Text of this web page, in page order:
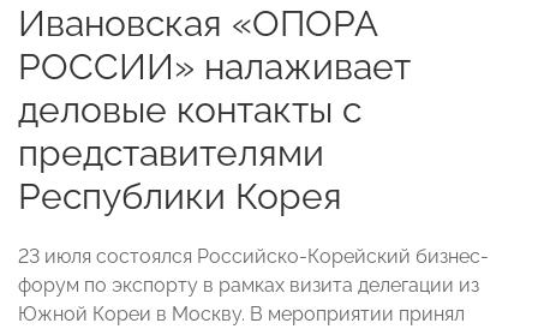
Ивановская «ОПОРА
РОССИИ» налаживает
деловые контакты с
представителями
Республики Корея
23 июля состоялся Российско-Корейский бизнес-
форум по экспорту в рамках визита делегации из
Южной Кореи в Москву. В мероприятии принял